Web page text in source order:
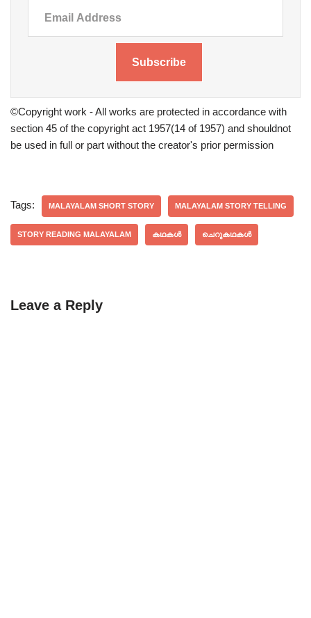
Subscribe
©Copyright work - All works are protected in accordance with
section 45 of the copyright act 1957(14 of 1957) and shouldnot
be used in full or part without the creator's prior permission
Tags: MALAYALAM SHORT STORY MALAYALAM STORY TELLING
STORY READING MALAYALAM കഥകൾ ചെറുകഥകൾ
Leave a Reply